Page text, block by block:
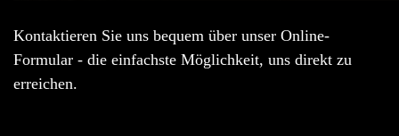
Kontaktieren Sie uns bequem über unser Online-
Formular - die einfachste Möglichkeit, uns direkt zu
erreichen.